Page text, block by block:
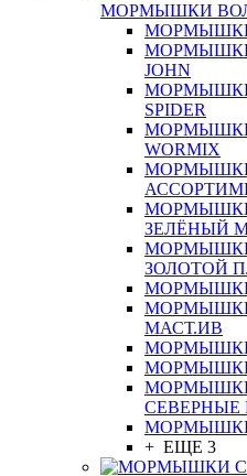
МОРМЫШКИ
МОРМЫШКИ
JOHN
SPIDER
WORMIX
ЗЕЛЁНЫЙ
ЗОЛОТОЙ
МАСТ.ИВ
СЕВЕРНЫЕ
+ ЕЩЕ 3